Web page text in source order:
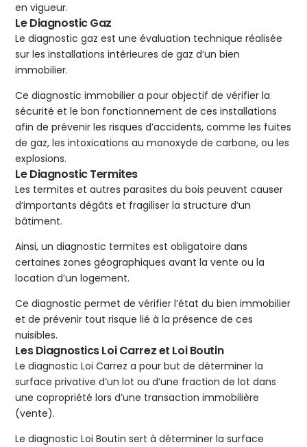
en vigueur.
Le Diagnostic Gaz
Le diagnostic gaz est une évaluation technique réalisée
sur les installations intérieures de gaz d’un bien
immobilier.
Ce diagnostic immobilier a pour objectif de vérifier la
sécurité et le bon fonctionnement de ces installations
afin de prévenir les risques d’accidents, comme les fuites
de gaz, les intoxications au monoxyde de carbone, ou les
explosions.
Le Diagnostic Termites
Les termites et autres parasites du bois peuvent causer
d’importants dégâts et fragiliser la structure d’un
bâtiment.
Ainsi, un diagnostic termites est obligatoire dans
certaines zones géographiques avant la vente ou la
location d’un logement.
Ce diagnostic permet de vérifier l’état du bien immobilier
et de prévenir tout risque lié à la présence de ces
nuisibles.
Les Diagnostics Loi Carrez et Loi Boutin
Le diagnostic Loi Carrez a pour but de déterminer la
surface privative d’un lot ou d’une fraction de lot dans
une copropriété lors d’une transaction immobilière
(vente).
Le diagnostic Loi Boutin sert à déterminer la surface